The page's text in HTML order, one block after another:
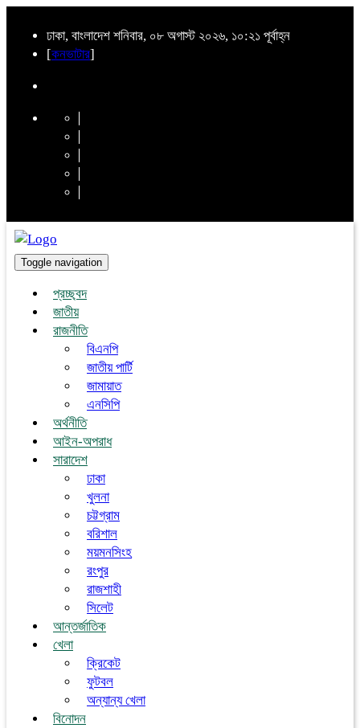
ঢাকা, বাংলাদেশ শনিবার, ০৮ অগাস্ট ২০২৬, ১০:২১ পূর্বাহ্ন
[কনভাটার]
Toggle navigation
প্রচ্ছ্বদ
জাতীয়
রাজনীতি
বিএনপি
জাতীয় পার্টি
জামায়াত
এনসিপি
অর্থনীতি
আইন-অপরাধ
সারাদেশ
ঢাকা
খুলনা
চট্টগ্রাম
বরিশাল
ময়মনসিংহ
রংপুর
রাজশাহী
সিলেট
আন্তর্জাতিক
খেলা
ক্রিকেট
ফুটবল
অন্যান্য খেলা
বিনোদন